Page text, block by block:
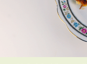
TV Program